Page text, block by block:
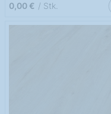
0,00 € / Stk.